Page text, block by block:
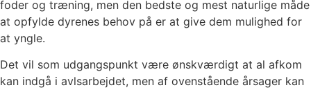
foder og træning, men den bedste og mest naturlige måde
at opfylde dyrenes behov på er at give dem mulighed for
at yngle.
Det vil som udgangspunkt være ønskværdigt at al afkom
kan indgå i avlsarbejdet, men af ovenstående årsager kan